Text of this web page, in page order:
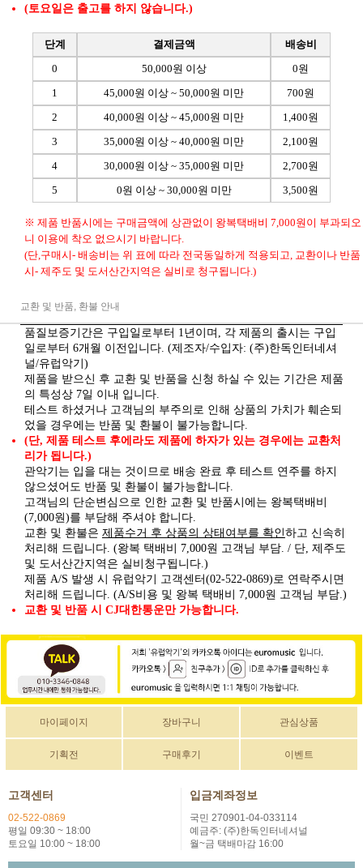
(토요일은 출고를 하지 않습니다.)
단계 결제금액
배송비
0
50,000원 이상
0원
1
45,000원 이상 ~ 50,000원 미만
700원
2
40,000원 이상 ~ 45,000원 미만
1,400원
3
35,000원 이상 ~ 40,000원 미만
2,100원
4
30,000원 이상 ~ 35,000원 미만
2,700원
5
0원 이상 ~ 30,000원 미만 3,500원
※ 제품 반품시에는 구매금액에 상관없이 왕복택배비 7,000원이 부과되오
니 이용에 착오 없으시기 바랍니다.
(단,구매시- 배송비는 위 표에 따라 전국동일하게 적용되고, 교환이나 반품
시- 제주도 및 도서산간지역은 실비로 청구됩니다.)
교환 및 반품, 환불 안내
품질보증기간은 구입일로부터 1년이며, 각 제품의 출시는 구입
일로부터 6개월 이전입니다. (제조자/수입자: (주)한독인터네셔
널/유럽악기)
제품을 받으신 후 교환 및 반품을 신청 하실 수 있는 기간은 제품
의 특성상 7일 이내 입니다.
테스트 하셨거나 고객님의 부주의로 인해 상품의 가치가 훼손되
었을 경우에는 반품 및 환불이 불가능합니다.
(단, 제품 테스트 후에라도 제품에 하자가 있는 경우에는 교환처
리가 됩니다.)
관악기는 입을 대는 것이므로 배송 완료 후 테스트 연주를 하지
않으셨어도 반품 및 환불이 불가능합니다.
고객님의 단순변심으로 인한 교환 및 반품시에는 왕복택배비
(7,000원)를 부담해 주셔야 합니다.
교환 및 환불은 제품수거 후 상품의 상태여부를 확인하고 신속히
처리해 드립니다. (왕복 택배비 7,000원 고객님 부담. / 단, 제주도
및 도서산간지역은 실비청구됩니다.)
제품 A/S 발생 시 유럽악기 고객센터(02-522-0869)로 연락주시면
처리해 드립니다. (A/S비용 및 왕복 택배비 7,000원 고객님 부담.)
교환 및 반품 시 CJ대한통운만 가능합니다.
마이페이지 장바구니 관심상품
기획전 구매후기 이벤트
고객센터
02-522-0869
평일 09:30 ~ 18:00
토요일 10:00 ~ 18:00
입금계좌정보
국민 270901-04-033114
예금주: (주)한독인터네셔널
월~금 택배마감 16:00